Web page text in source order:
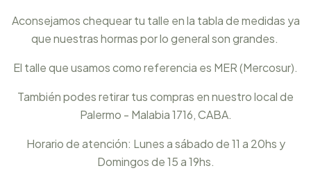
Aconsejamos chequear tu talle en la tabla de medidas ya
que nuestras hormas por lo general son grandes.
El talle que usamos como referencia es MER (Mercosur).
También podes retirar tus compras en nuestro local de
Palermo - Malabia 1716, CABA.
Horario de atención: Lunes a sábado de 11 a 20hs y
Domingos de 15 a 19hs.